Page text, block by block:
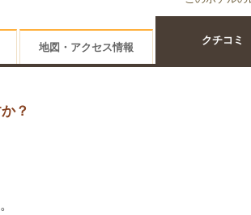
地図・アクセス情報
クチコミ
？